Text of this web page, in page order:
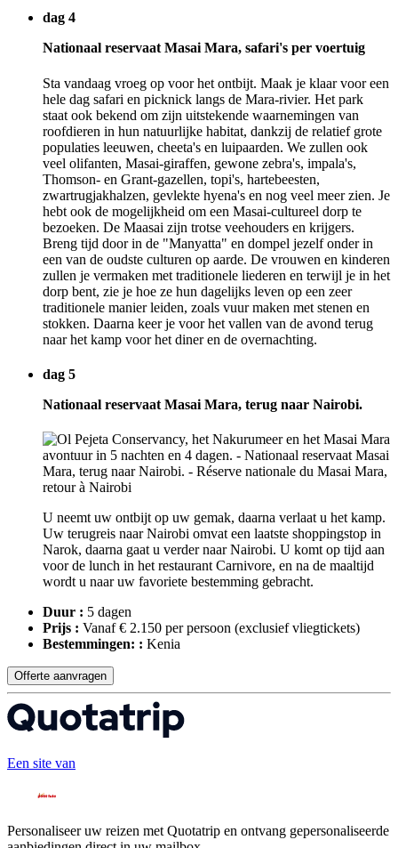
dag 4
Nationaal reservaat Masai Mara, safari's per voertuig
Sta vandaag vroeg op voor het ontbijt. Maak je klaar voor een
hele dag safari en picknick langs de Mara-rivier. Het park
staat ook bekend om zijn uitstekende waarnemingen van
roofdieren in hun natuurlijke habitat, dankzij de relatief grote
populaties leeuwen, cheeta's en luipaarden. We zullen ook
veel olifanten, Masai-giraffen, gewone zebra's, impala's,
Thomson- en Grant-gazellen, topi's, hartebeesten,
zwartrugjakhalzen, gevlekte hyena's en nog veel meer zien. Je
hebt ook de mogelijkheid om een Masai-cultureel dorp te
bezoeken. De Maasai zijn trotse veehouders en krijgers.
Breng tijd door in de "Manyatta" en dompel jezelf onder in
een van de oudste culturen op aarde. De vrouwen en kinderen
zullen je vermaken met traditionele liederen en terwijl je in het
dorp bent, zie je hoe ze hun dagelijks leven op een zeer
traditionele manier leiden, zoals vuur maken met stenen en
stokken. Daarna keer je voor het vallen van de avond terug
naar het kamp voor het diner en de overnachting.
dag 5
Nationaal reservaat Masai Mara, terug naar Nairobi.
U neemt uw ontbijt op uw gemak, daarna verlaat u het kamp.
Uw terugreis naar Nairobi omvat een laatste shoppingstop in
Narok, daarna gaat u verder naar Nairobi. U komt op tijd aan
voor de lunch in het restaurant Carnivore, en na de maaltijd
wordt u naar uw favoriete bestemming gebracht.
Duur : 5 dagen
Prijs : Vanaf € 2.150 per persoon (exclusief vliegtickets)
Bestemmingen: : Kenia
Offerte aanvragen
Een site van
Personaliseer uw reizen met Quotatrip en ontvang gepersonaliseerde